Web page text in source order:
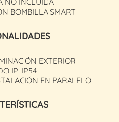
BOMBILLA SMART
EXTERIOR
IP: IP54
EN PARALELO